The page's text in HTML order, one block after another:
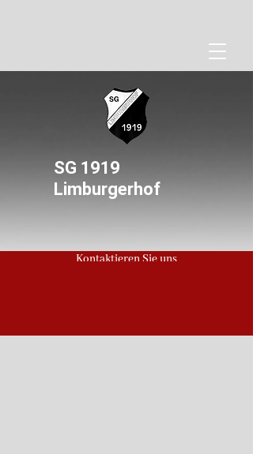
SG 1919
Limburgerhof
Kontaktieren Sie uns